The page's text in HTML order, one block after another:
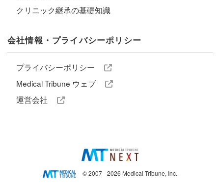
クリニック継承の基礎知識
会社情報・プライバシーポリシー
プライバシーポリシー
Medical Tribune ウェブ
運営会社
© 2007 - 2026 Medical Tribune, Inc.